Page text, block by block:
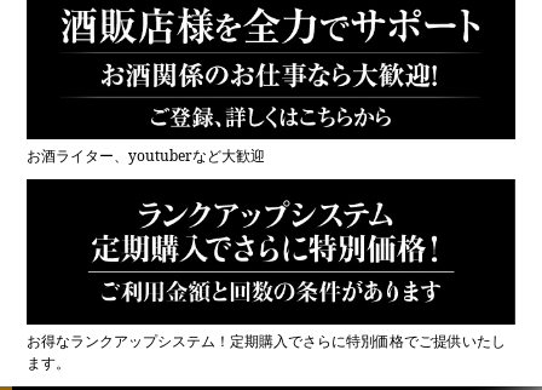
お酒ライター、youtuberなど大歓迎
お得なランクアップシステム！定期購入でさらに特別価格でご提供いたし
ます。